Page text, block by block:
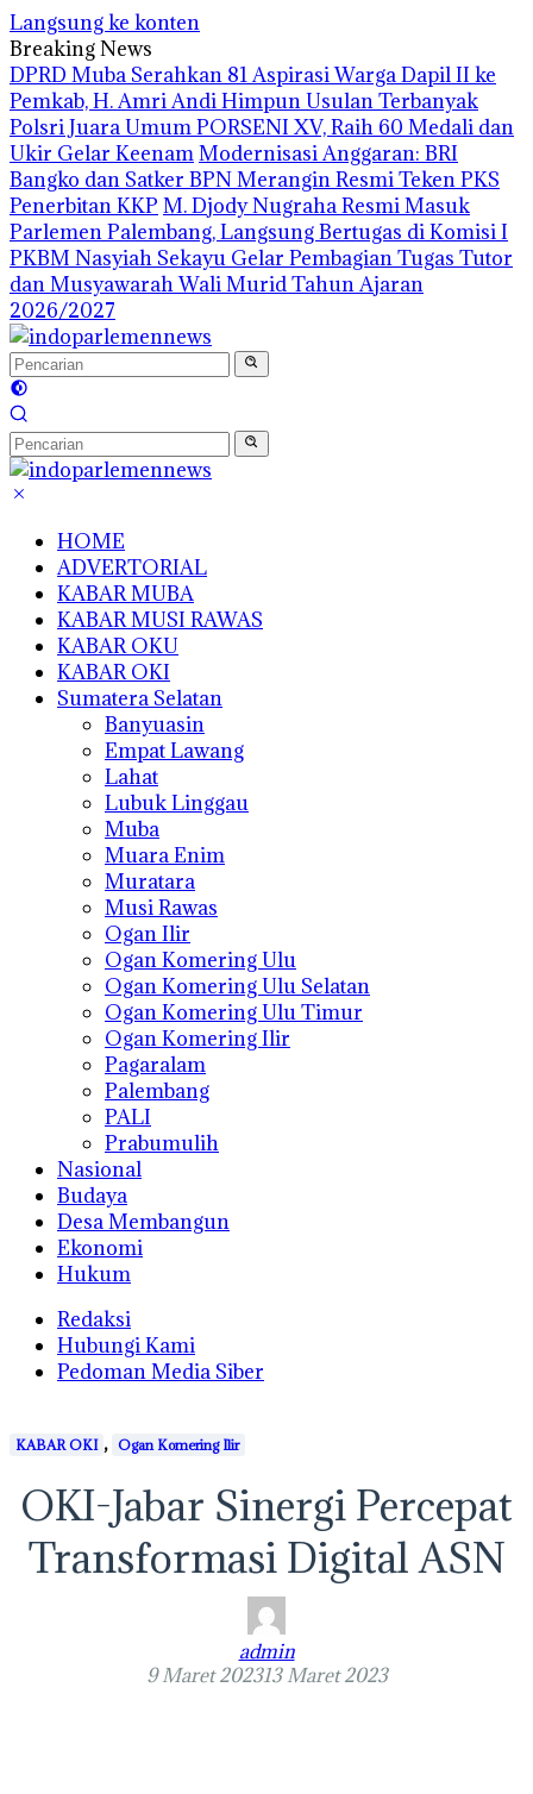
Langsung ke konten
Breaking News
DPRD Muba Serahkan 81 Aspirasi Warga Dapil II ke
Pemkab, H. Amri Andi Himpun Usulan Terbanyak
Polsri Juara Umum PORSENI XV, Raih 60 Medali dan
Ukir Gelar KeenamModernisasi Anggaran: BRI
Bangko dan Satker BPN Merangin Resmi Teken PKS
Penerbitan KKP M. Djody Nugraha Resmi Masuk
Parlemen Palembang, Langsung Bertugas di Komisi I
PKBM Nasyiah Sekayu Gelar Pembagian Tugas Tutor
dan Musyawarah Wali Murid Tahun Ajaran
2026/2027
HOME
ADVERTORIAL
KABAR MUBA
KABAR MUSI RAWAS
KABAR OKU
KABAR OKI
Sumatera Selatan
Banyuasin
Empat Lawang
Lahat
Lubuk Linggau
Muba
Muara Enim
Muratara
Musi Rawas
Ogan Ilir
Ogan Komering Ulu
Ogan Komering Ulu Selatan
Ogan Komering Ulu Timur
Ogan Komering Ilir
Pagaralam
Palembang
PALI
Prabumulih
Nasional
Budaya
Desa Membangun
Ekonomi
Hukum
Redaksi
Hubungi Kami
Pedoman Media Siber
KABAR OKI , Ogan Komering Ilir
OKI-Jabar Sinergi Percepat
Transformasi Digital ASN
admin
9 Maret 202313 Maret 2023